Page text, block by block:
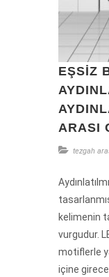
EŞSIZ
ARASI
tezgah
kelimenin
vurgudur.
motiflerle
içine